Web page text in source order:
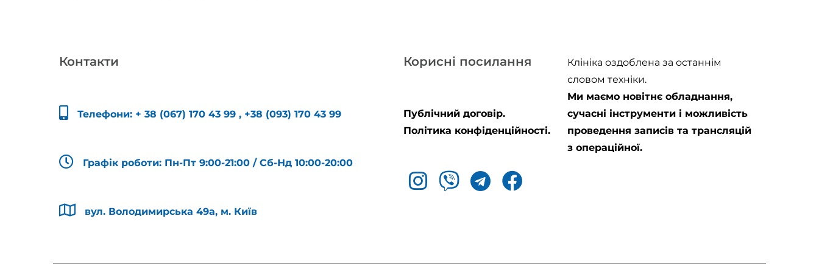
Контакти
Телефони: + 38 (067) 170 43 99 , +38 (093) 170 43 99
Графік роботи: Пн-Пт 9:00-21:00 / Сб-Нд 10:00-20:00
вул. Володимирська 49а, м. Київ
Корисні посилання
Публічний договір.
Політика конфіденційності.
Клініка оздоблена за останнім
словом техніки.
Ми маємо новітнє обладнання,
сучасні інструменти і можливість
проведення записів та трансляцій
з операційної.